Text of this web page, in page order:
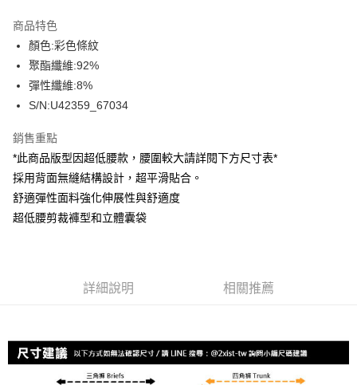
合作金庫商業銀行
華南商業銀行
上海商業儲蓄銀行
國泰世華商業銀行
臺灣中小企業銀行
聯邦商業銀行
元大商業銀行
永豐商業銀行
台新國際商業銀行
台灣樂天信用卡公司
超商取貨付款
LINE Pay
悠遊付
全盈+PAY
AFTEE先享後付
１．簡單：不需註冊會員、不需綁卡、不需儲值。
【「AFTEE先享後付」結帳流程】
１．於結帳方式選擇「AFTEE先享後付」後，將跳轉至「AFTEE先享後付」
結帳頁面，進行簡訊認證並確認金額後，即可完成結帳。
每筆NT$80，滿NT$1,200(含以上)免運費
付款後全家取貨
商品特色
顏色:彩色條紋
聚酯纖維:92%
彈性纖維:8%
S/N:U42359_67034
銷售重點
*此商品版型因超低腰款，腰圍較大請詳閱下方尺寸表*
採用背面無縫結構設計，超平滑貼合。
舒適彈性面料強化伸展性與舒適度
超低腰剪裁褲型和立體囊袋
詳細說明 相關推薦